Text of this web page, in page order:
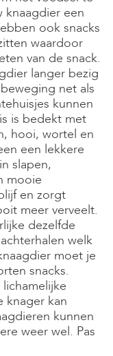
een
ook snacks
waardoor
van de snack.
langer bezig
net als
kunnen
is bedekt met
hooi, wortel en
een lekkere
slapen,
mooie
en zorgt
meer verveelt.
dezelfde
welk
moet je
snacks.
knager kan
kunnen
weer wel. Pas